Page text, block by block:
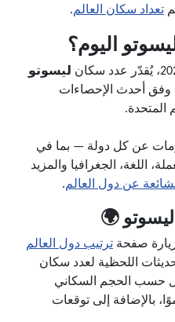
تعداد سكان العالم.
اليوم؟
ليسوتو
وفق أحدث الإحصاءات
المتحدة.
عن كل دولة — بما في
اللغة، الجغرافيا والمزيد
عن دول العالم.
🌍
صفحة ترتيب دول العالم
اللحظية لعدد سكان
حسب الحجم السكاني
بالإضافة إلى توقعات